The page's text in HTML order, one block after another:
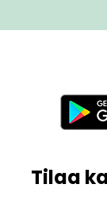
Tilaa